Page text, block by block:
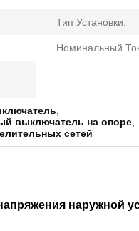
Тип Установки:
Номинальный
,
выключатель на опоре,
сетей
наружной